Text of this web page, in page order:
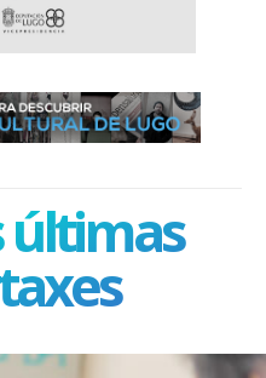
últimas